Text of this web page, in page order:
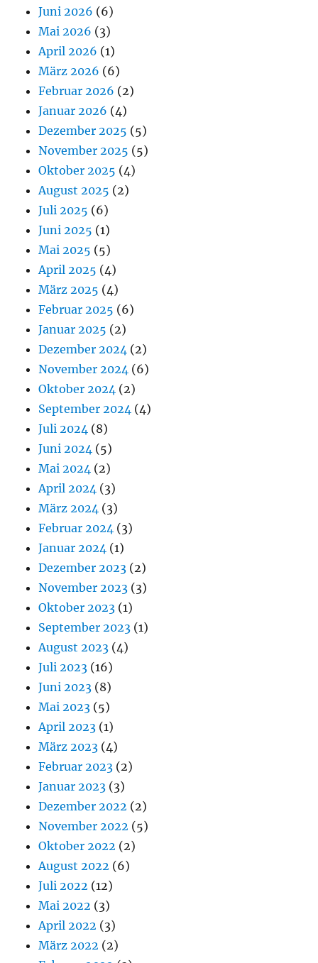
Juni 2026 (6)
Mai 2026 (3)
April 2026 (1)
März 2026 (6)
Februar 2026 (2)
Januar 2026 (4)
Dezember 2025 (5)
November 2025 (5)
Oktober 2025 (4)
August 2025 (2)
Juli 2025 (6)
Juni 2025 (1)
Mai 2025 (5)
April 2025 (4)
März 2025 (4)
Februar 2025 (6)
Januar 2025 (2)
Dezember 2024 (2)
November 2024 (6)
Oktober 2024 (2)
September 2024 (4)
Juli 2024 (8)
Juni 2024 (5)
Mai 2024 (2)
April 2024 (3)
März 2024 (3)
Februar 2024 (3)
Januar 2024 (1)
Dezember 2023 (2)
November 2023 (3)
Oktober 2023 (1)
September 2023 (1)
August 2023 (4)
Juli 2023 (16)
Juni 2023 (8)
Mai 2023 (5)
April 2023 (1)
März 2023 (4)
Februar 2023 (2)
Januar 2023 (3)
Dezember 2022 (2)
November 2022 (5)
Oktober 2022 (2)
August 2022 (6)
Juli 2022 (12)
Mai 2022 (3)
April 2022 (3)
März 2022 (2)